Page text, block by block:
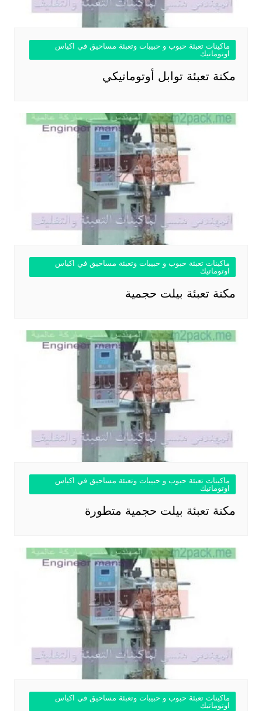
ماكينات تعبئة حبوب و حبيبات وتعبئة مساحيق في اكياس
اوتوماتيك
مكنة تعبئة توابل أوتوماتيكي
ماكينات تعبئة حبوب و حبيبات وتعبئة مساحيق في اكياس
اوتوماتيك
مكنة تعبئة بيلت حجمية
ماكينات تعبئة حبوب و حبيبات وتعبئة مساحيق في اكياس
اوتوماتيك
مكنة تعبئة بيلت حجمية متطورة
ماكينات تعبئة حبوب و حبيبات وتعبئة مساحيق في اكياس
اوتوماتيك